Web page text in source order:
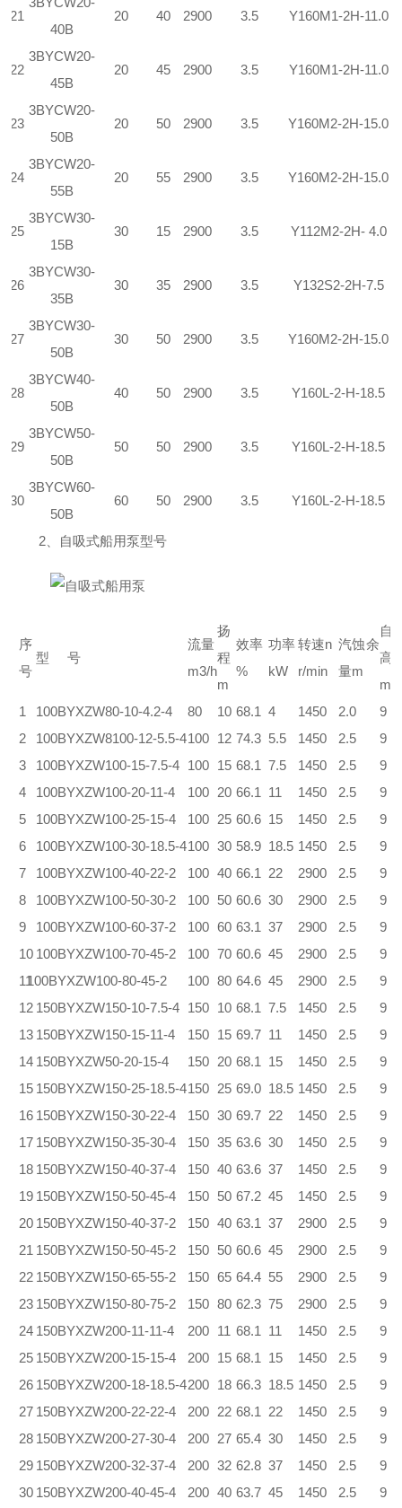
21
40B
20 40 2900 3.5 Y160M1-2H-11.0
22
3BYCW20-
45B
20 45 2900 3.5 Y160M1-2H-11.0
23
3BYCW20-
50B
20 50 2900 3.5 Y160M2-2H-15.0
24
3BYCW20-
55B
20 55 2900 3.5 Y160M2-2H-15.0
25
3BYCW30-
15B
30 15 2900 3.5 Y112M2-2H- 4.0
26
3BYCW30-
35B
30 35 2900 3.5 Y132S2-2H-7.5
27
3BYCW30-
50B
30 50 2900 3.5 Y160M2-2H-15.0
28
3BYCW40-
50B
40 50 2900 3.5 Y160L-2-H-18.5
29
3BYCW50-
50B
50 50 2900 3.5 Y160L-2-H-18.5
30
3BYCW60-
50B
60 50 2900 3.5 Y160L-2-H-18.5
2、自吸式船用泵型号
序
号
型 号
流量
m3/h
扬
程
m
效率
%
功率
kW
转速n
r/min
汽蚀余
量m
自
高
m
1
100BYXZW80-10-4.2-4 80 10 68.1 4 1450 2.0
9
2
100BYXZW8100-12-5.5-4100 12 74.3 5.5 1450 2.5
9
3
100BYXZW100-15-7.5-4 100 15 68.1 7.5 1450 2.5
9
4
100BYXZW100-20-11-4 100 20 66.1 11 1450 2.5
9
5
100BYXZW100-25-15-4 100 25 60.6 15 1450 2.5
9
6
100BYXZW100-30-18.5-4100 30 58.9 18.5 1450 2.5
9
7
100BYXZW100-40-22-2 100 40 66.1 22 2900 2.5
9
8
100BYXZW100-50-30-2 100 50 60.6 30 2900 2.5
9
9
100BYXZW100-60-37-2 100 60 63.1 37 2900 2.5
9
10 100BYXZW100-70-45-2 100 70 60.6 45 2900 2.5
9
11
100BYXZW100-80-45-2 100 80 64.6 45 2900 2.5
9
12 150BYXZW150-10-7.5-4 150 10 68.1 7.5 1450 2.5
9
13 150BYXZW150-15-11-4 150 15 69.7 11 1450 2.5
9
14 150BYXZW50-20-15-4 150 20 68.1 15 1450 2.5
9
15 150BYXZW150-25-18.5-4150 25 69.0 18.5 1450 2.5
9
16 150BYXZW150-30-22-4 150 30 69.7 22 1450 2.5
9
17 150BYXZW150-35-30-4 150 35 63.6 30 1450 2.5
9
18 150BYXZW150-40-37-4 150 40 63.6 37 1450 2.5
9
19 150BYXZW150-50-45-4 150 50 67.2 45 1450 2.5
9
20 150BYXZW150-40-37-2 150 40 63.1 37 2900 2.5
9
21 150BYXZW150-50-45-2 150 50 60.6 45 2900 2.5
9
22 150BYXZW150-65-55-2 150 65 64.4 55 2900 2.5
9
23 150BYXZW150-80-75-2 150 80 62.3 75 2900 2.5
9
24 150BYXZW200-11-11-4 200 11 68.1 11 1450 2.5
9
25 150BYXZW200-15-15-4 200 15 68.1 15 1450 2.5
9
26 150BYXZW200-18-18.5-4200 18 66.3 18.5 1450 2.5
9
27 150BYXZW200-22-22-4 200 22 68.1 22 1450 2.5
9
28 150BYXZW200-27-30-4 200 27 65.4 30 1450 2.5
9
29 150BYXZW200-32-37-4 200 32 62.8 37 1450 2.5
9
30 150BYXZW200-40-45-4 200 40 63.7 45 1450 2.5
9